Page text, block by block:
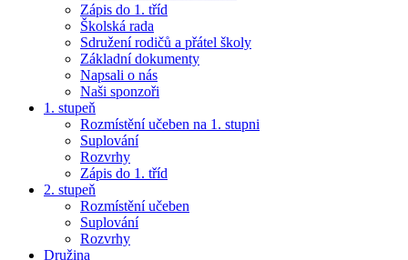
Zápis do 1. tříd
Školská rada
Sdružení rodičů a přátel školy
Základní dokumenty
Napsali o nás
Naši sponzoři
1. stupeň
Rozmístění učeben na 1. stupni
Suplování
Rozvrhy
Zápis do 1. tříd
2. stupeň
Rozmístění učeben
Suplování
Rozvrhy
Družina